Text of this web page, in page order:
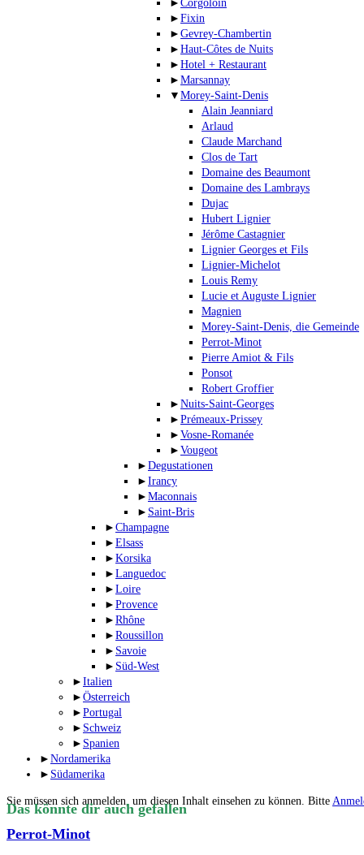
► Corgoloin
► Fixin
► Gevrey-Chambertin
► Haut-Côtes de Nuits
► Hotel + Restaurant
► Marsannay
▼ Morey-Saint-Denis
Alain Jeanniard
Arlaud
Claude Marchand
Clos de Tart
Domaine des Beaumont
Domaine des Lambrays
Dujac
Hubert Lignier
Jérôme Castagnier
Lignier Georges et Fils
Lignier-Michelot
Louis Remy
Lucie et Auguste Lignier
Magnien
Morey-Saint-Denis, die Gemeinde
Perrot-Minot
Pierre Amiot & Fils
Ponsot
Robert Groffier
► Nuits-Saint-Georges
► Prémeaux-Prissey
► Vosne-Romanée
► Vougeot
► Degustationen
► Irancy
► Maconnais
► Saint-Bris
► Champagne
► Elsass
► Korsika
► Languedoc
► Loire
► Provence
► Rhône
► Roussillon
► Savoie
► Süd-West
► Italien
► Österreich
► Portugal
► Schweiz
► Spanien
► Nordamerika
► Südamerika
Sie müssen sich anmelden, um diesen Inhalt einsehen zu können. Bitte
Das könnte dir auch gefallen
Perrot-Minot